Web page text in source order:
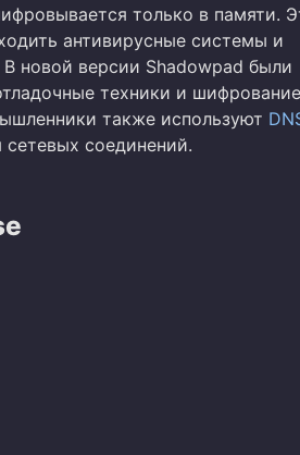
только в памяти.
антивирусные системы и
новой версии Shadowpad были
техники и шифрование
также используют
сетевых соединений.